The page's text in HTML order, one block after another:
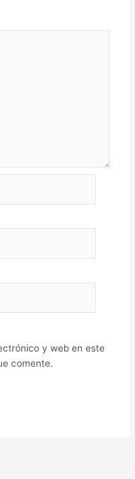
y web en este
comente.